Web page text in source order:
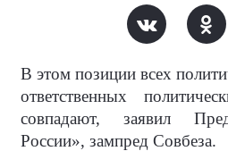
В этом позиции всех
ответственных
совпадают, заявил
России», зампред Совбеза.